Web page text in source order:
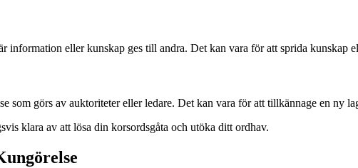
information eller kunskap ges till andra. Det kan vara för att sprida kunskap
som görs av auktoriteter eller ledare. Det kan vara för att tillkännage en ny
klara av att lösa din korsordsgåta och utöka ditt ordhav.